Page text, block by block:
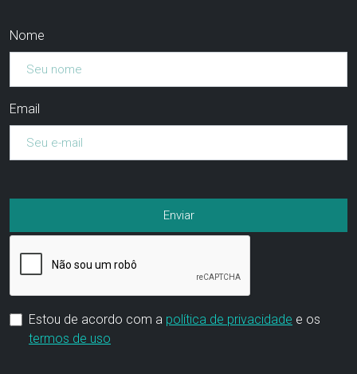
Nome
Email
Estou de acordo com a política de privacidade e os
termos de uso